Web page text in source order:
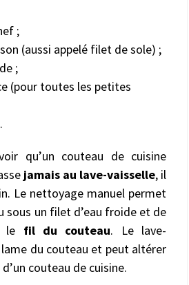
;
(aussi appelé filet de sole) ;
;
(pour toutes les petites
qu’un couteau de cuisine
jamais au lave-vaisselle, il
Le nettoyage manuel permet
sous un filet d’eau froide et de
le fil du couteau. Le lave-
du couteau et peut altérer
couteau de cuisine.